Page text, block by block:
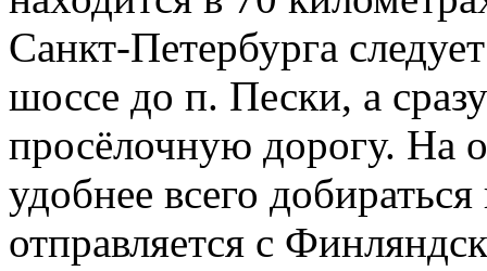
Санкт-Петербурга
шоссе до п. Пески, а
просёлочную дорогу. На
удобнее всего
отправляется с